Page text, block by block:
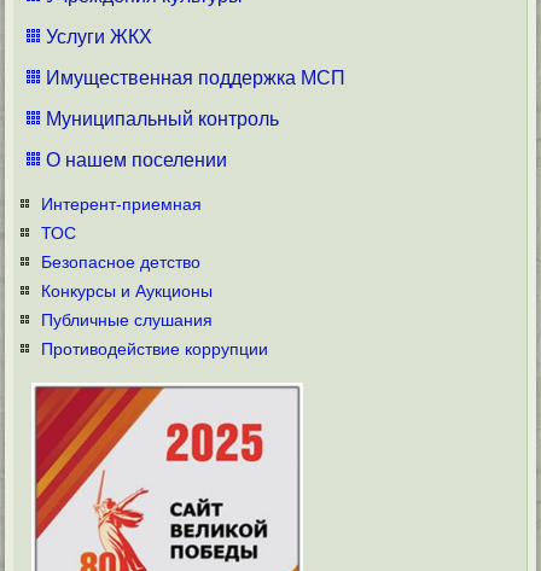
Услуги ЖКХ
Имущественная поддержка МСП
Муниципальный контроль
О нашем поселении
Интерент-приемная
ТОС
Безопасное детство
Конкурсы и Аукционы
Публичные слушания
Противодействие коррупции